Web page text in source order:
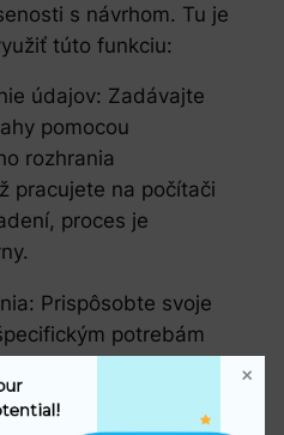
s návrhom. Tu je
túto funkciu:
údajov: Zadávajte
pomocou
rozhrania
pracujete na počítači
proces je
Prispôsobte svoje
potrebám
veľkosti, aby ste
zobrazuje vaše